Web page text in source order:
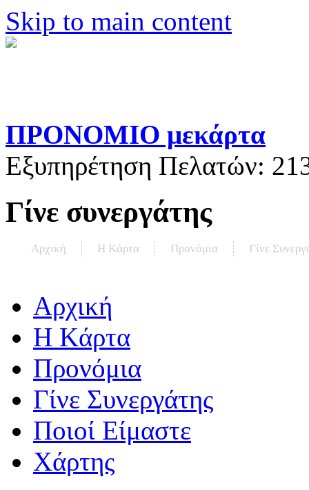
Skip to main content
ΠΡΟΝΟΜΙΟ μεκάρτα
Εξυπηρέτηση Πελατών:
Γίνε συνεργάτης
Αρχική Η Kάρτα Προνόμια Γίνε
Αρχική
Η Kάρτα
Προνόμια
Γίνε Συνεργάτης
Ποιοί Είμαστε
Χάρτης